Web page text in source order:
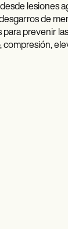
lesiones
de
prevenir